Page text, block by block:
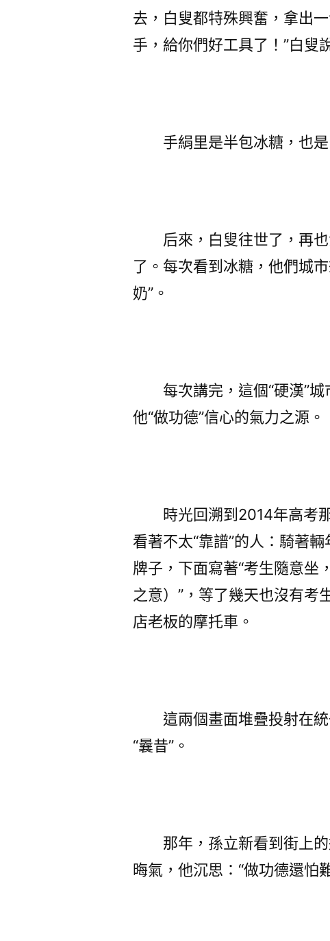
去，白叟都特殊興奮，拿出
手，給你們好工具了！”白叟
手絹里是半包冰糖，也是
后來，白叟往世了，再也
了。每次看到冰糖，他們城
奶”。
每次講完，這個“硬漢”城
他“做功德”信心的氣力之源。
時光回溯到2014年高考那
看著不太“靠譜”的人：騎著
牌子，下面寫著“考生隨意坐
之意）”，等了幾天也沒有考
店老板的摩托車。
這兩個畫面堆疊投射在統
“曩昔”。
那年，孫立新看到街上的
晦氣，他沉思：“做功德還怕